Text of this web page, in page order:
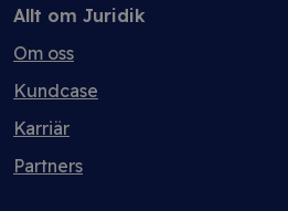
Allt om Juridik
Om oss
Kundcase
Karriär
Partners